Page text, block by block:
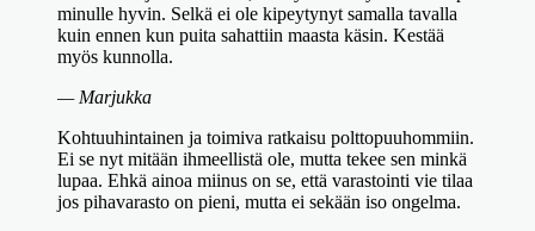
minulle hyvin. Selkä ei ole kipeytynyt samalla tavalla
kuin ennen kun puita sahattiin maasta käsin. Kestää
myös kunnolla.
— Marjukka
Kohtuuhintainen ja toimiva ratkaisu polttopuuhommiin.
Ei se nyt mitään ihmeellistä ole, mutta tekee sen minkä
lupaa. Ehkä ainoa miinus on se, että varastointi vie tilaa
jos pihavarasto on pieni, mutta ei sekään iso ongelma.